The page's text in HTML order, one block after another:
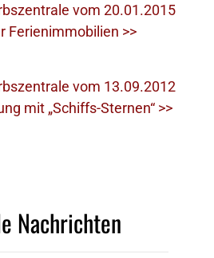
vom 20.01.2015
Ferienimmobilien >>
vom 13.09.2012
mit „Schiffs-Sternen“ >>
Nachrichten